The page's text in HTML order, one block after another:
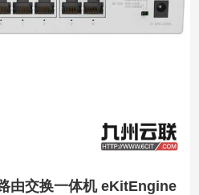
由交换一体机 eKitEngine